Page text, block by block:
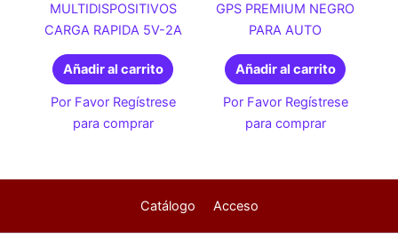
MULTIDISPOSITIVOS
CARGA RAPIDA 5V-2A
Añadir al carrito
Por Favor Regístrese
para comprar
GPS PREMIUM NEGRO
PARA AUTO
Añadir al carrito
Por Favor Regístrese
para comprar
Catálogo Acceso